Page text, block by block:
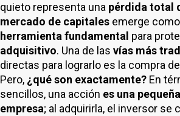
quieto representa una pérdida total
mercado de capitales emerge
herramienta fundamental para
adquisitivo. Una de las vías más
directas para lograrlo es la compra de
Pero, ¿qué son exactamente? En
sencillos, una acción es una
empresa; al adquirirla, el inversor se